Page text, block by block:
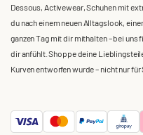
Dessous, Activewear, Schuhen mit
du nach einem neuen Alltagslook,
ganzen Tag mit dir mithalten – bei
dir anfühlt. Shoppe deine
Kurven entworfen wurde – nicht nur